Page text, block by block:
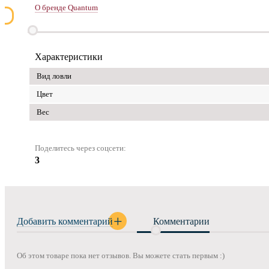
О бренде Quantum
Характеристики
Вид ловли
Цвет
Вес
Поделитесь через соцсети:
3
Добавить комментарий Комментарии
Об этом товаре пока нет отзывов. Вы можете стать первым :)